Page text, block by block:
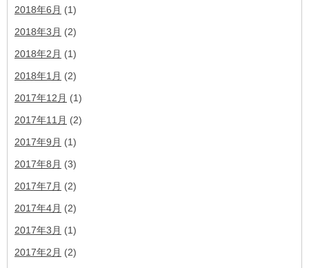
2018年6月 (1)
2018年3月 (2)
2018年2月 (1)
2018年1月 (2)
2017年12月 (1)
2017年11月 (2)
2017年9月 (1)
2017年8月 (3)
2017年7月 (2)
2017年4月 (2)
2017年3月 (1)
2017年2月 (2)